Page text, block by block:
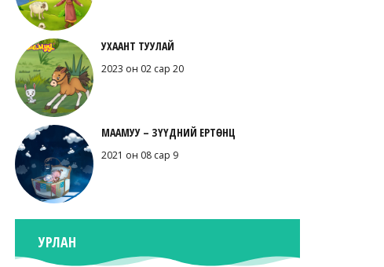
УХААНТ ТУУЛАЙ
2023 он 02 сар 20
МААМУУ – ЗҮҮДНИЙ ЕРТӨНЦ
2021 он 08 сар 9
УРЛАН